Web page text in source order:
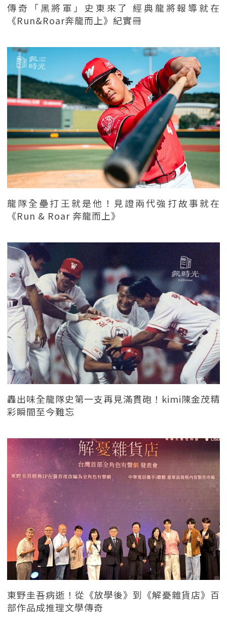
傳奇「黑將軍」史東來了 經典龍將報導就在
《Run&Roar奔龍而上》紀實冊
龍隊全壘打王就是他！見證兩代強打故事就在
《Run & Roar 奔龍而上》
轟出味全龍隊史第一支再見滿貫砲！kimi陳金茂精
彩瞬間至今難忘
東野圭吾病逝！從《放學後》到《解憂雜貨店》百
部作品成推理文學傳奇